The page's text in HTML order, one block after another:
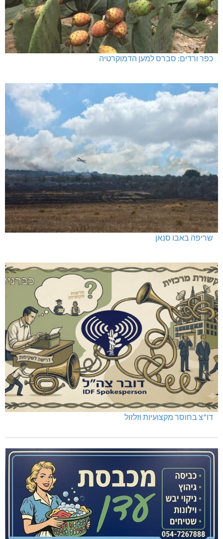
כפר ורדים: סברס למען הדמוקרטיה
שריפה באבו סנאן
דו"צ בחוסר מקצועיות וזלזול